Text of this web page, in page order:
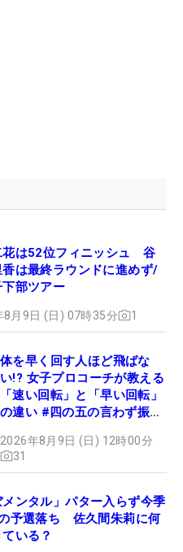
花は52位フィニッシュ 谷
香は最終ラウンドに進めず/
部ツアー
8月9日 (日) 07時35分 1
体を早く回す人ほど飛ばな
い!? 女子プロコーチが教える
「速い回転」と「早い回転」
の違い #四の五の言わず振り
2026年8月9日 (日) 12時00分
31
メンタル」パター入らず今季
予選落ち 佐久間朱莉に何
いる？